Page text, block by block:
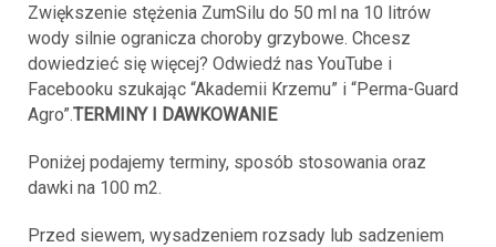
Zwiększenie stężenia ZumSilu do 50 ml na 10 litrów
wody silnie ogranicza choroby grzybowe. Chcesz
dowiedzieć się więcej? Odwiedź nas YouTube i
Facebooku szukając “Akademii Krzemu” i “Perma-Guard
Agro”.TERMINY I DAWKOWANIE
Poniżej podajemy terminy, sposób stosowania oraz
dawki na 100 m2.
Przed siewem, wysadzeniem rozsady lub sadzeniem